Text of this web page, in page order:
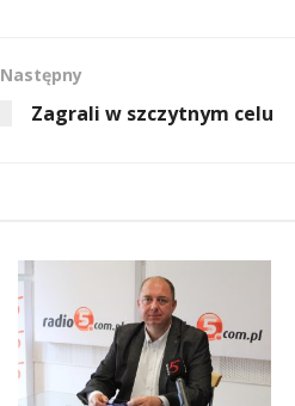
Następny
Zagrali w szczytnym celu